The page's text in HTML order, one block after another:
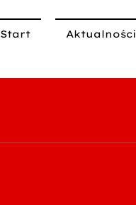
Start Aktualności